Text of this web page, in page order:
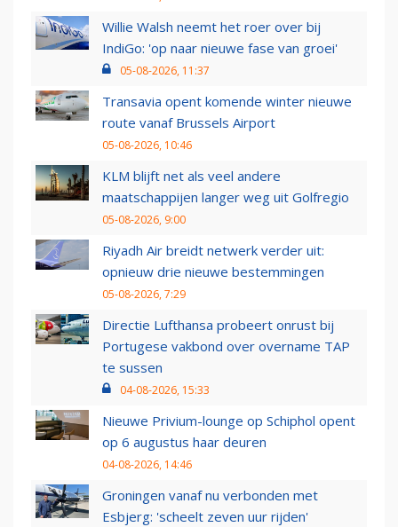
Willie Walsh neemt het roer over bij
IndiGo: 'op naar nieuwe fase van groei'
05-08-2026, 11:37
Transavia opent komende winter nieuwe
route vanaf Brussels Airport
05-08-2026, 10:46
KLM blijft net als veel andere
maatschappijen langer weg uit Golfregio
05-08-2026, 9:00
Riyadh Air breidt netwerk verder uit:
opnieuw drie nieuwe bestemmingen
05-08-2026, 7:29
Directie Lufthansa probeert onrust bij
Portugese vakbond over overname TAP
te sussen
04-08-2026, 15:33
Nieuwe Privium-lounge op Schiphol opent
op 6 augustus haar deuren
04-08-2026, 14:46
Groningen vanaf nu verbonden met
Esbjerg: 'scheelt zeven uur rijden'